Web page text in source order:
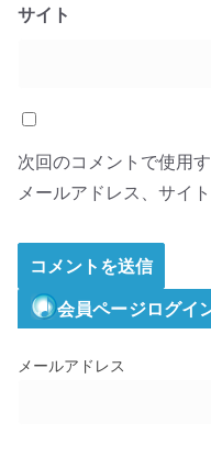
サイト
次回のコメントで使用
メールアドレス、サイト
会員ページログイ
メールアドレス